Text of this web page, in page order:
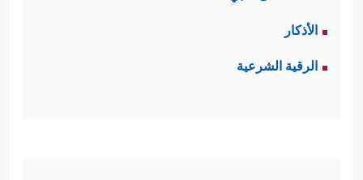
الأذكار
الرقية الشرعية